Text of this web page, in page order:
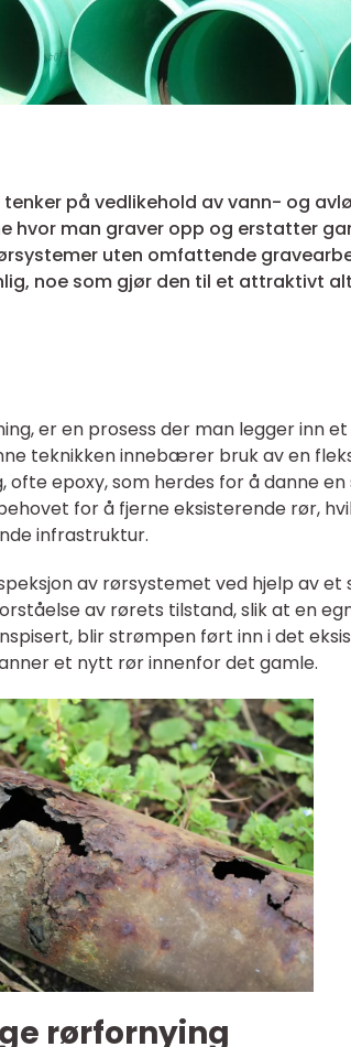
på vedlikehold av vann- og
hvor man graver opp og erstatter
uten omfattende
noe som gjør den til et attraktivt
er en prosess der man legger inn
teknikken innebærer bruk av en
epoxy, som herdes for å danne
for å fjerne eksisterende rør,
infrastruktur.
av rørsystemet ved hjelp av et
av rørets tilstand, slik at en
blir strømpen ført inn i det
et nytt rør innenfor det gamle.
rørfornying